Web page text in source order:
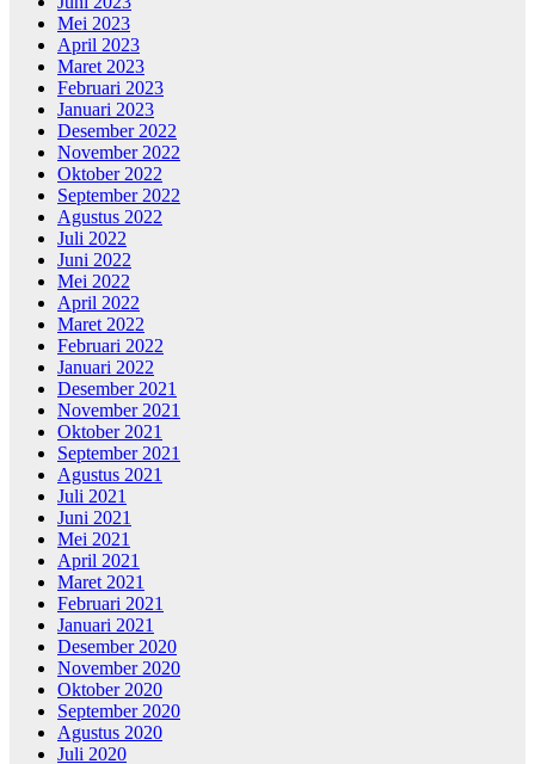
Mei 2023
April 2023
Maret 2023
Februari 2023
Januari 2023
Desember 2022
November 2022
Oktober 2022
September 2022
Agustus 2022
Juli 2022
Juni 2022
Mei 2022
April 2022
Maret 2022
Februari 2022
Januari 2022
Desember 2021
November 2021
Oktober 2021
September 2021
Agustus 2021
Juli 2021
Juni 2021
Mei 2021
April 2021
Maret 2021
Februari 2021
Januari 2021
Desember 2020
November 2020
Oktober 2020
September 2020
Agustus 2020
Juli 2020